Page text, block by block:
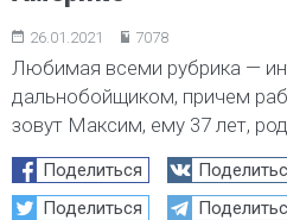
26.01.2021 7078
Любимая всеми рубрика —
дальнобойщиком, причем
зовут Максим, ему 37 лет,
Поделиться
Поделиться